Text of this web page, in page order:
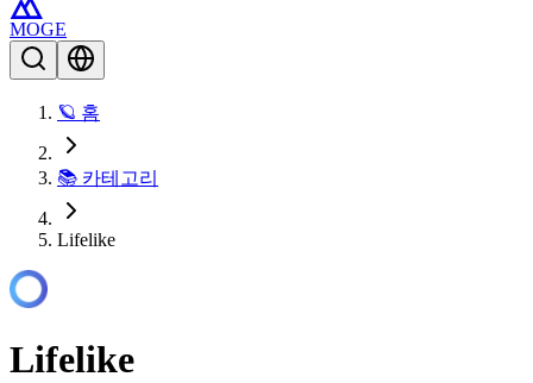
MOGE
🪐 홈
📚 카테고리
Lifelike
Lifelike